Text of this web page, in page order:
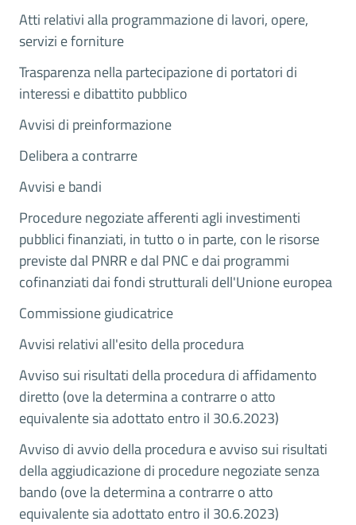
Atti relativi alla programmazione di lavori, opere,
servizi e forniture
Trasparenza nella partecipazione di portatori di
interessi e dibattito pubblico
Avvisi di preinformazione
Delibera a contrarre
Avvisi e bandi
Procedure negoziate afferenti agli investimenti
pubblici finanziati, in tutto o in parte, con le risorse
previste dal PNRR e dal PNC e dai programmi
cofinanziati dai fondi strutturali dell'Unione europea
Commissione giudicatrice
Avvisi relativi all'esito della procedura
Avviso sui risultati della procedura di affidamento
diretto (ove la determina a contrarre o atto
equivalente sia adottato entro il 30.6.2023)
Avviso di avvio della procedura e avviso sui risultati
della aggiudicazione di procedure negoziate senza
bando (ove la determina a contrarre o atto
equivalente sia adottato entro il 30.6.2023)